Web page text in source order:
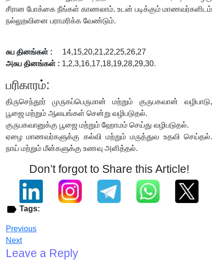
சீரான போக்கை நீங்கள் காணலாம். உடன் படிக்கும் மாணவர்களிடம்
நல்லுறவினை பராமரிக்க வேண்டும்.
சுப தினங்கள் :
14,15,20,21,22,25,26,27
அசுப தினங்கள் : 1,2,3,16,17,18,19,28,29,30.
பரிகாரம்:
திருசெந்தூர் முருகப்பெருமான் மற்றும் குருபகவான் வழிபாடு,
பூஜை மற்றும் ஆலயங்கள் சென்று வழிபடுதல்.
குருபகவானுக்கு பூஜை மற்றும் ஹோமம் செய்து வழிபடுதல்.
ஏழை மாணவர்களுக்கு கல்வி மற்றும் மருத்துவ உதவி செய்தல்.
நாய் மற்றும் மீன்களுக்கு உணவு அளித்தல்.
Don’t forgot to Share this Article!
Tags:
Previous
Next
Leave a Reply